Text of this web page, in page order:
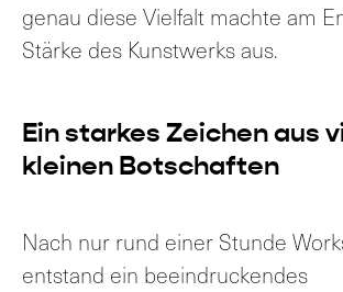
genau diese Vielfalt machte am
Stärke des Kunstwerks aus.
Ein starkes Zeichen aus
kleinen Botschaften
Nach nur rund einer Stunde
entstand ein beeindruckendes